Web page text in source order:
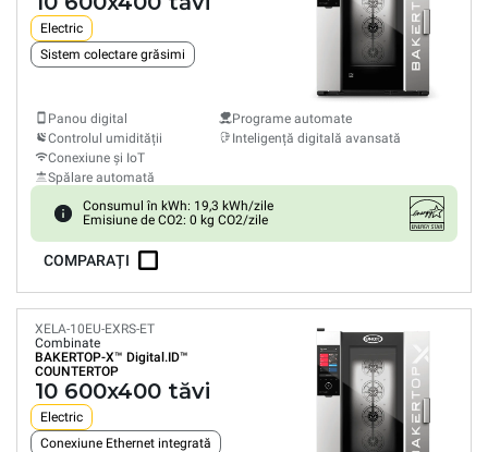
Electric
Sistem colectare grăsimi
Panou digital
Controlul umidității
Conexiune și IoT
Spălare automată
Programe automate
Inteligență digitală avansată
Consumul în kWh: 19,3 kWh/zile
Emisiune de CO2: 0 kg CO2/zile
COMPARAȚI
XELA-10EU-EXRS-ET
Combinate
BAKERTOP-X™ Digital.ID™
COUNTERTOP
10 600x400 tăvi
Electric
Conexiune Ethernet integrată